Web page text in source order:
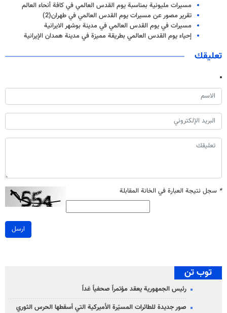
مسيرات مليونية بمناسبة يوم القدس العالمي في كافة أنحاء العالم
تقرير مصور عن مسيرات يوم القدس العالمي في طهران(2)
مسيرات في يوم القدس العالمي في مدينة بوشهر الايرانية
إحياء يوم القدس العالمي بطريقة مميزة في مدينة همدان الإيرانية
تعليقك
* سجل نتيجة العبارة في الخانة المقابلة
ارسل
توب تن
رئيس الجمهورية يعقد مؤتمراً صحفياً غداً
صور جديدة للطائرات المسيّرة الأميركية التي أسقطها الحرس الثوري